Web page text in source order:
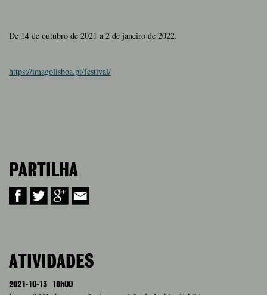
De 14 de outubro de 2021 a 2 de janeiro de 2022.
https://imagolisboa.pt/festival/
PARTILHA
ATIVIDADES
2021-10-13 18h00